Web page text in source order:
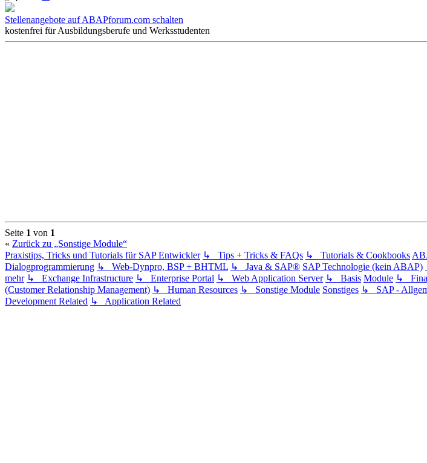
Stellenangebote auf ABAPforum.com schalten
kostenfrei für Ausbildungsberufe und Werksstudenten
Seite 1 von 1
« Zurück zu „Sonstige Module“
Praxistips, Tricks und Tutorials für SAP Entwickler ↳ Tips + Tricks & FAQs ↳ Tutorials & Cookbooks
Dialogprogrammierung ↳ Web-Dynpro, BSP + BHTML ↳ Java & SAP® SAP Technologie (kein ABAP)
mehr ↳ Exchange Infrastructure ↳ Enterprise Portal ↳ Web Application Server ↳ Basis Module ↳
(Customer Relationship Management) ↳ Human Resources ↳ Sonstige Module Sonstiges ↳ SAP -
Development Related ↳ Application Related